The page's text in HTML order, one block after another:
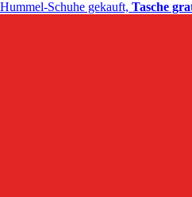
Hummel-Schuhe gekauft, Tasche